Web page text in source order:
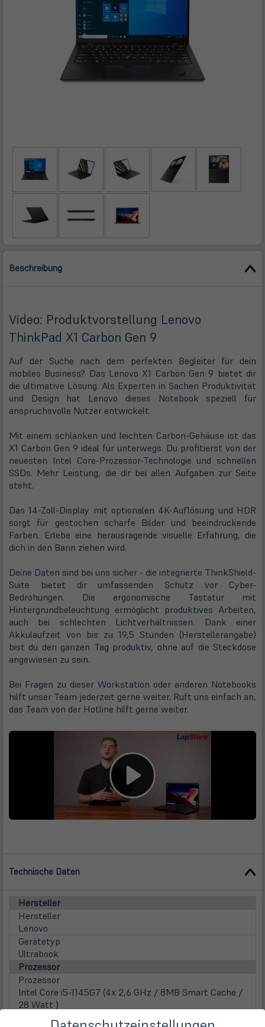
Beschreibung
Video: Produktvorstellung Lenovo
ThinkPad X1 Carbon Gen 9
Auf der Suche nach dem perfekten Begleiter für dein
mobiles Business? Das Lenovo X1 Carbon Gen 9 bietet dir
die ultimative Lösung. Als Experten in Sachen Produktivität
und Design hat Lenovo dieses Notebook speziell für
anspruchsvolle Nutzer entwickelt.
Mit einem schlanken und leichten Carbon-Gehäuse ist das
X1 Carbon Gen 9 ideal für unterwegs. Du profitierst von der
neuesten Intel Core-Prozessor-Technologie und schnellen
SSDs. Mehr Leistung, die dir bei allen Aufgaben zur Seite
steht.
Das 14-Zoll-Display mit optionalen 4K-Auflösung und HDR
sorgt für gestochen scharfe Bilder und beeindruckende
Farben. Erlebe eine herausragende visuelle Erfahrung, die
dich in den Bann ziehen wird.
Deine Daten sind bei uns sicher - die integrierte ThinkShield-
Suite bietet dir umfassenden Schutz vor Cyber-
Bedrohungen. Die ergonomische Tastatur mit
Hintergrundbeleuchtung ermöglicht produktives Arbeiten,
auch bei schlechten Lichtverhältnissen. Dank einer
Akkulaufzeit von bis zu 19,5 Stunden (Herstellerangabe)
bist du den ganzen Tag produktiv, ohne auf die Steckdose
angewiesen zu sein.
Bei Fragen zu dieser Workstation oder anderen Notebooks
hilft unser Team jederzeit gerne weiter. Ruft uns einfach an,
das Team von der Hotline hilft gerne weiter.
Technische Daten
Hersteller
Hersteller
Lenovo
Gerätetyp
Ultrabook
Prozessor
Prozessor
Intel Core i5-1145G7 (4x 2,6 GHz / 8MB Smart Cache /
28 Watt )